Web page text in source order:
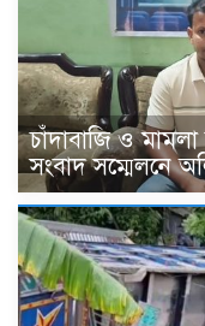
চাঁদাবাজি ও
সংবাদ সম্মেলনে